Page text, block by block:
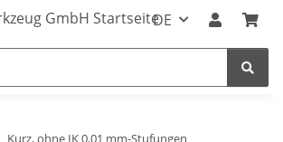
DE
Kurz, ohne IK 0,01 mm-Stufungen